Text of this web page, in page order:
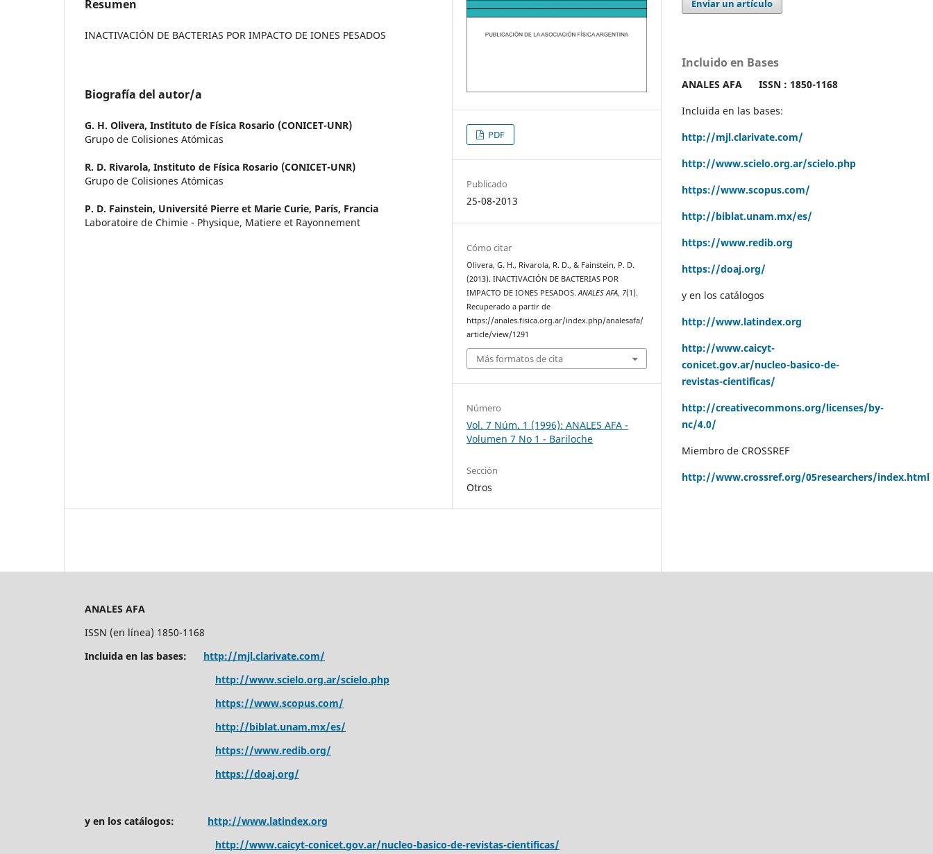
Resumen
INACTIVACIÓN DE BACTERIAS POR IMPACTO DE IONES PESADOS
Biografía del autor/a
G. H. Olivera, Instituto de Física Rosario (CONICET-UNR)
Grupo de Colisiones Atómicas
R. D. Rivarola, Instituto de Física Rosario (CONICET-UNR)
Grupo de Colisiones Atómicas
P. D. Fainstein, Université Pierre et Marie Curie, París, Francia
Laboratoire de Chimie - Physique, Matiere et Rayonnement
PDF
Publicado
25-08-2013
Cómo citar
Olivera, G. H., Rivarola, R. D., & Fainstein, P. D.
(2013). INACTIVACIÓN DE BACTERIAS POR
IMPACTO DE IONES PESADOS.ANALES AFA, 7(1).
Recuperado a partir de
https://anales.fisica.org.ar/index.php/analesafa/
article/view/1291
Más formatos de cita
Número
Vol. 7 Núm. 1 (1996): ANALES AFA -
Volumen 7 No 1 - Bariloche
Sección
Otros
Enviar un artículo
Incluido en Bases
ANALES AFA ISSN : 1850-1168
Incluida en las bases:
http://mjl.clarivate.com/
http://www.scielo.org.ar/scielo.php
https://www.scopus.com/
http://biblat.unam.mx/es/
https://www.redib.org
https://doaj.org/
y en los catálogos
http://www.latindex.org
http://www.caicyt-
conicet.gov.ar/nucleo-basico-de-
revistas-cientificas/
http://creativecommons.org/licenses/by-
nc/4.0/
Miembro de CROSSREF
http://www.crossref.org/05researchers/index.html
ANALES AFA
ISSN (en línea) 1850-1168
Incluida en las bases: http://mjl.clarivate.com/
http://www.scielo.org.ar/scielo.php
https://www.scopus.com/
http://biblat.unam.mx/es/
https://www.redib.org/
https://doaj.org/
y en los catálogos: http://www.latindex.org
http://www.caicyt-conicet.gov.ar/nucleo-basico-de-revistas-cientificas/